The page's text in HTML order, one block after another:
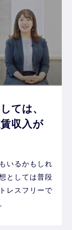
ては、
収入が
いるかもしれ
としては普段
レスフリーで